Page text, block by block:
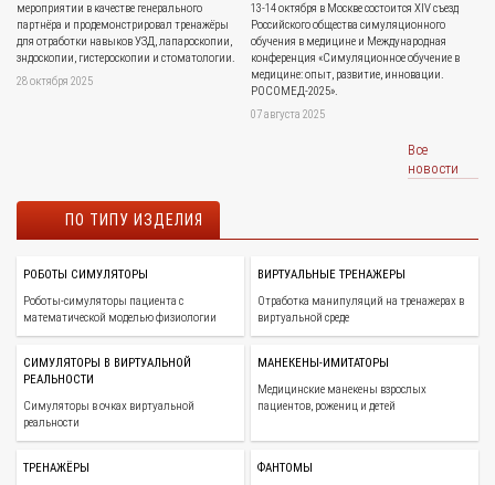
мероприятии в качестве генерального
партнёра и продемонстрировал тренажёры
для отработки навыков УЗД, лапароскопии,
зндоскопии, гистероскопии и стоматологии.
28 октября 2025
13-14 октября в Москве состоится XIV съезд
Российского общества симуляционного
обучения в медицине и Международная
конференция «Симуляционное обучение в
медицине: опыт, развитие, инновации.
РОСОМЕД-2025».
07 августа 2025
Все
новости
ПО ТИПУ ИЗДЕЛИЯ
РОБОТЫ СИМУЛЯТОРЫ
Роботы-симуляторы пациента с
математической моделью физиологии
ВИРТУАЛЬНЫЕ ТРЕНАЖЕРЫ
Отработка манипуляций на тренажерах в
виртуальной среде
СИМУЛЯТОРЫ В ВИРТУАЛЬНОЙ
РЕАЛЬНОСТИ
Симуляторы в очках виртуальной
реальности
МАНЕКЕНЫ-ИМИТАТОРЫ
Медицинские манекены взрослых
пациентов, рожениц и детей
ТРЕНАЖЁРЫ
ФАНТОМЫ